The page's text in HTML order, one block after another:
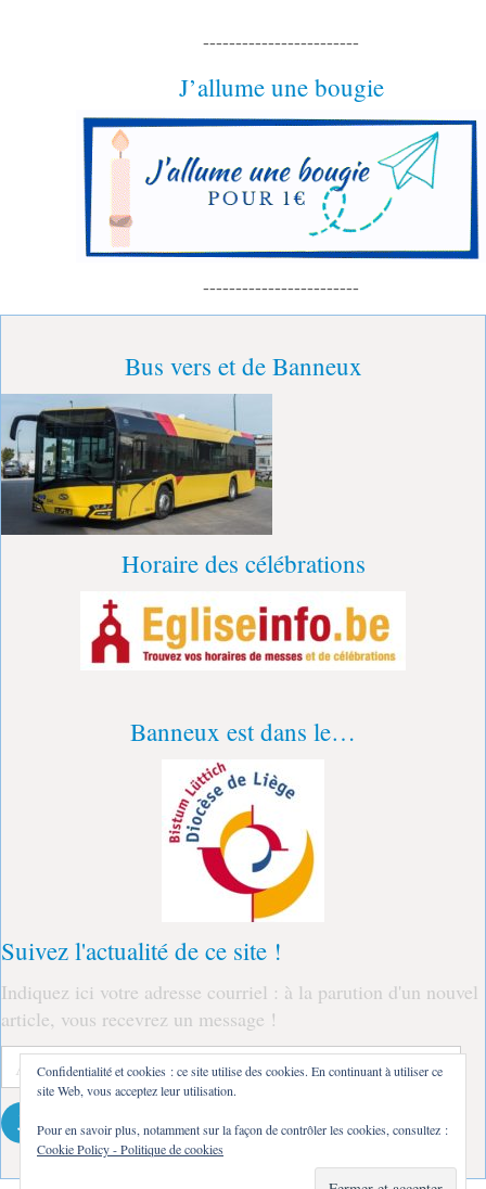
------------------------
J’allume une bougie
------------------------
Bus vers et de Banneux
Horaire des célébrations
Banneux est dans le…
Suivez l'actualité de ce site !
Indiquez ici votre adresse courriel : à la parution d'un nouvel
article, vous recevrez un message !
Adresse
e-
mailJe m'abonne !
Confidentialité et cookies : ce site utilise des cookies. En continuant à utiliser ce
site Web, vous acceptez leur utilisation.
Pour en savoir plus, notamment sur la façon de contrôler les cookies, consultez :
Cookie Policy - Politique de cookies